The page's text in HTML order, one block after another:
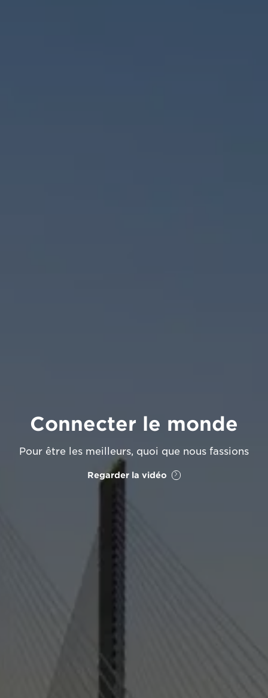
Connecter le monde
Pour être les meilleurs, quoi que nous fassions
Regarder la vidéo